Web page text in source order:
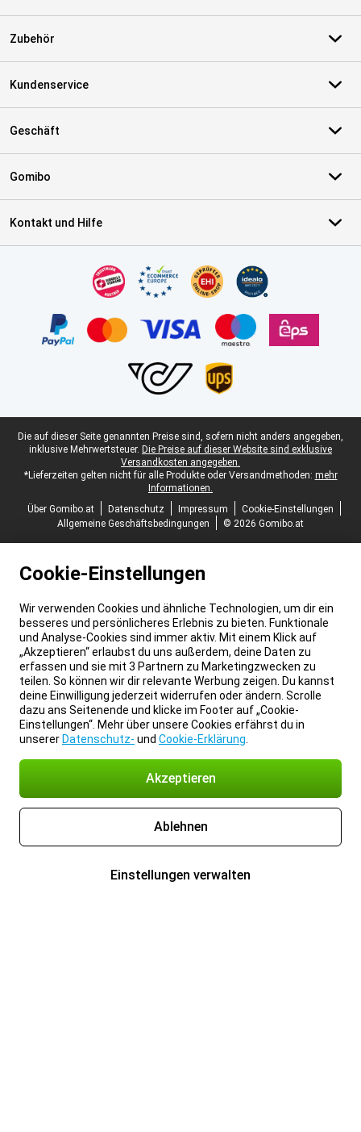
Zubehör
Kundenservice
Geschäft
Gomibo
Kontakt und Hilfe
Juristische Fußzeile
Die auf dieser Seite genannten Preise sind, sofern nicht anders angegeben,
inklusive Mehrwertsteuer. Die Preise auf dieser Website sind exklusive
Versandkosten angegeben.
*Lieferzeiten gelten nicht für alle Produkte oder Versandmethoden: mehr
Informationen.
Über Gomibo.at
Datenschutz Impressum
Cookie-Einstellungen
Allgemeine Geschäftsbedingungen
© 2026 Gomibo.at
Cookie-Einstellungen
Wir verwenden Cookies und ähnliche Technologien, um dir ein
besseres und persönlicheres Erlebnis zu bieten. Funktionale
und Analyse-Cookies sind immer aktiv. Mit einem Klick auf
„Akzeptieren“ erlaubst du uns außerdem, deine Daten zu
erfassen und sie mit 3 Partnern zu Marketingzwecken zu
teilen. So können wir dir relevante Werbung zeigen. Du kannst
deine Einwilligung jederzeit widerrufen oder ändern. Scrolle
dazu ans Seitenende und klicke im Footer auf „Cookie-
Einstellungen“. Mehr über unsere Cookies erfährst du in
unserer Datenschutz- und Cookie-Erklärung
Akzeptieren
Ablehnen
Einstellungen verwalten